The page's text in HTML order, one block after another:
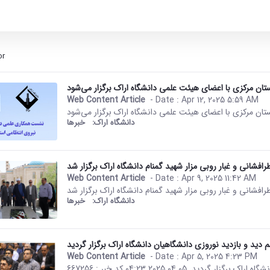
مرکزی با اعضای هیئت علمی دانشگاه اراک برگزار می‌شود
Web Content Article
This result comes from the
- Date : Apr 12, 2025 5:59 AM
مرکزی با اعضای هیئت علمی دانشگاه اراک برگزار می‌شود
دانشگاه اراک: خبرها
و غبار روبی مزار شهید گمنام دانشگاه اراک برگزار شد
Web Content Article
This result comes from the
- Date : Apr 9, 2025 11:42 AM
و غبار روبی مزار شهید گمنام دانشگاه اراک برگزار شد
دانشگاه اراک: خبرها
Web Content Article
This result comes from the
- Date : Apr 5, 2025 4:23 PM